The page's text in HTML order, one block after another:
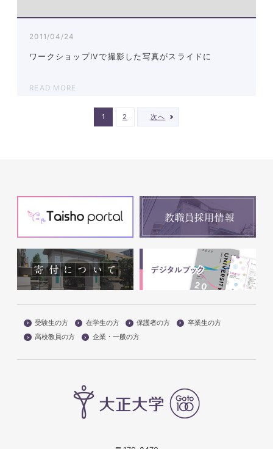
2011/04/24
ワークショップIVで撮影した写真がスライドに
READ MORE
1 2 次へ
受験生の方 在学生の方 保護者の方
卒業生の方
高校教員の方
企業・一般の方